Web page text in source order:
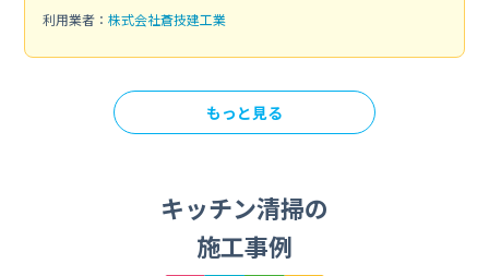
利用業者： 株式会社蒼技建工業
もっと見る
キッチン清掃の
施工事例